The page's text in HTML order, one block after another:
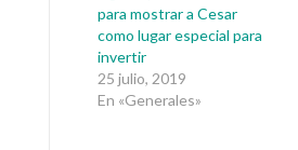
para mostrar a Cesar
como lugar especial para
invertir
25 julio, 2019
En «Generales»